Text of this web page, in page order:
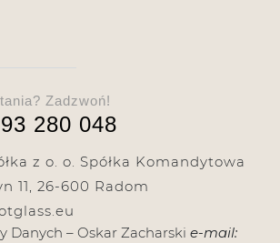
Zadzwoń!
280 048
z o. o. Spółka Komandytowa
11, 26-600 Radom
Danych – Oskar Zacharski e-mail: